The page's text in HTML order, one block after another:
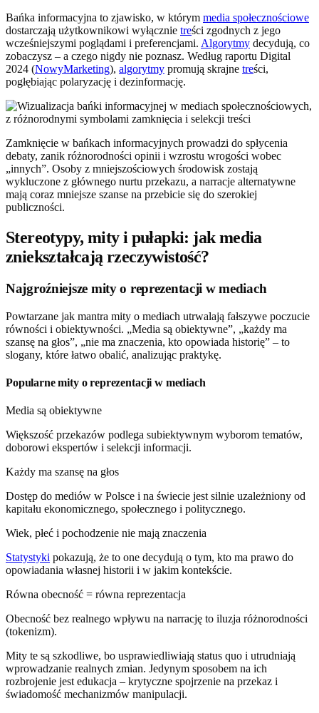
Bańka informacyjna to zjawisko, w którym media społecznościowe
dostarczają użytkownikowi wyłącznie treści zgodnych z jego
wcześniejszymi poglądami i preferencjami. Algorytmy decydują, co
zobaczysz – a czego nigdy nie poznasz. Według raportu Digital
2024 (NowyMarketing), algorytmy promują skrajne treści,
pogłębiając polaryzację i dezinformację.
Zamknięcie w bańkach informacyjnych prowadzi do spłycenia
debaty, zanik różnorodności opinii i wzrostu wrogości wobec
„innych”. Osoby z mniejszościowych środowisk zostają
wykluczone z głównego nurtu przekazu, a narracje alternatywne
mają coraz mniejsze szanse na przebicie się do szerokiej
publiczności.
Stereotypy, mity i pułapki: jak media
zniekształcają rzeczywistość?
Najgroźniejsze mity o reprezentacji w mediach
Powtarzane jak mantra mity o mediach utrwalają fałszywe poczucie
równości i obiektywności. „Media są obiektywne”, „każdy ma
szansę na głos”, „nie ma znaczenia, kto opowiada historię” – to
slogany, które łatwo obalić, analizując praktykę.
Popularne mity o reprezentacji w mediach
Media są obiektywne
Większość przekazów podlega subiektywnym wyborom tematów,
doborowi ekspertów i selekcji informacji.
Każdy ma szansę na głos
Dostęp do mediów w Polsce i na świecie jest silnie uzależniony od
kapitału ekonomicznego, społecznego i politycznego.
Wiek, płeć i pochodzenie nie mają znaczenia
Statystyki pokazują, że to one decydują o tym, kto ma prawo do
opowiadania własnej historii i w jakim kontekście.
Równa obecność = równa reprezentacja
Obecność bez realnego wpływu na narrację to iluzja różnorodności
(tokenizm).
Mity te są szkodliwe, bo usprawiedliwiają status quo i utrudniają
wprowadzanie realnych zmian. Jedynym sposobem na ich
rozbrojenie jest edukacja – krytyczne spojrzenie na przekaz i
świadomość mechanizmów manipulacji.